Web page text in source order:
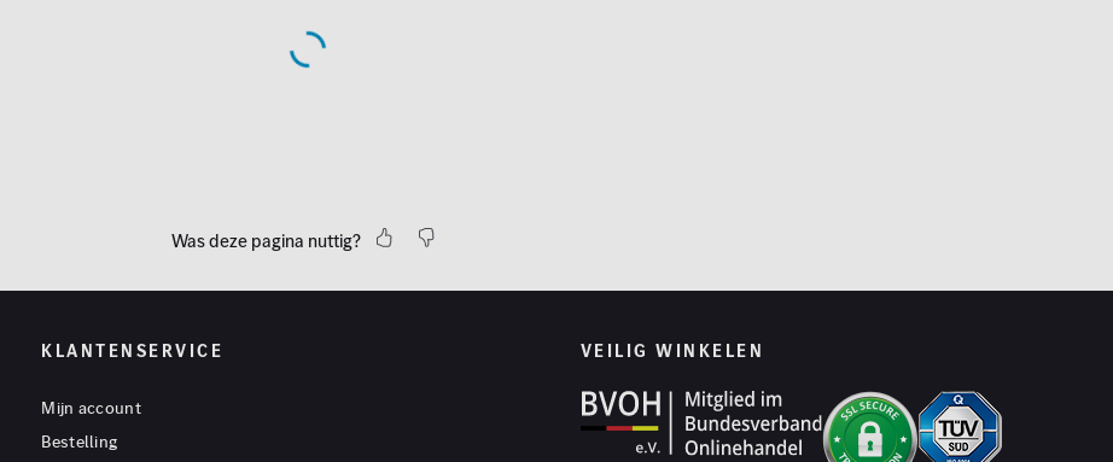
Was deze pagina nuttig?
KLANTENSERVICE
Mijn account
Bestelling
VEILIG WINKELEN